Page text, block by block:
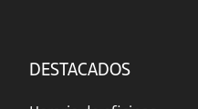
DESTACADOS